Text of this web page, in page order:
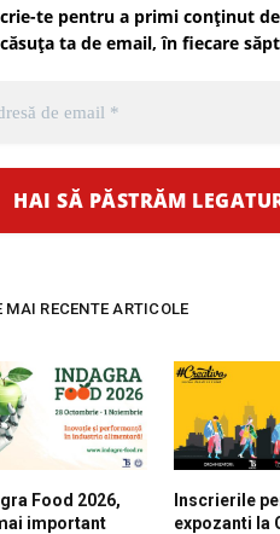
te pentru a primi conținut
ta de email, în fiecare
MAI RECENTE ARTICOLE
Food 2026,
important
Inscrierile
expozanti la